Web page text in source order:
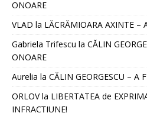
ONOARE
VLAD la LĂCRĂMIOARA AXINTE –
Gabriela Trifescu la CĂLIN
ONOARE
Aurelia la CĂLIN GEORGESCU – A
ORLOVla LIBERTATEA de
INFRACȚIUNE!